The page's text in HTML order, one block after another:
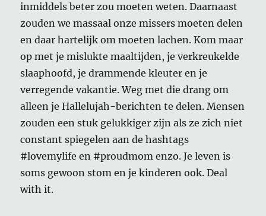
inmiddels beter zou moeten weten. Daarnaast
zouden we massaal onze missers moeten delen
en daar hartelijk om moeten lachen. Kom maar
op met je mislukte maaltijden, je verkreukelde
slaaphoofd, je drammende kleuter en je
verregende vakantie. Weg met die drang om
alleen je Hallelujah-berichten te delen. Mensen
zouden een stuk gelukkiger zijn als ze zich niet
constant spiegelen aan de hashtags
#lovemylife en #proudmom enzo. Je leven is
soms gewoon stom en je kinderen ook. Deal
with it.